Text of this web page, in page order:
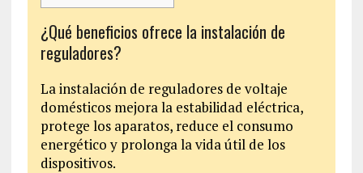
¿Qué beneficios ofrece la instalación de
reguladores?
La instalación de reguladores de voltaje
domésticos mejora la estabilidad eléctrica,
protege los aparatos, reduce el consumo
energético y prolonga la vida útil de los
dispositivos.